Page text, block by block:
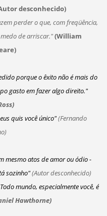
desconhecido)
perder o que, com freqüência,
de arriscar."(William
porque o êxito não é mais do
gasto em fazer algo direito."
quis você único"(Fernando
mesmo atos de amor ou ódio -
sozinho"(Autor desconhecido)
mundo, especialmente você, é
Hawthorne)